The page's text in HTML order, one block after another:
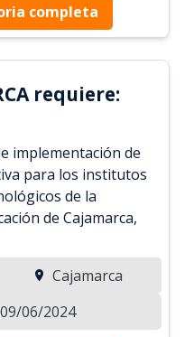
completa
requiere:
implementación de
para los institutos
de la
de Cajamarca,
Cajamarca
06/2024